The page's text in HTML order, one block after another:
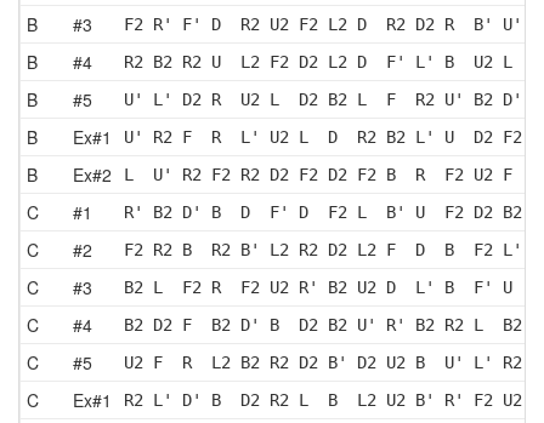
B #3 F2 R' F' D  R2 U2 F2 L2 D  R2 D2 R  B' U'
B #4 R2 B2 R2 U  L2 F2 D2 L2 D  F' L' B  U2 L
B #5 U' L' D2 R  U2 L  D2 B2 L  F  R2 U' B2 D'
B Ex#1 U' R2 F  R  L' U2 L  D  R2 B2 L' U  D2 F2
B Ex#2 L  U' R2 F2 R2 D2 F2 D2 F2 B  R  F2 U2 F
C #1 R' B2 D' B  D  F' D  F2 L  B' U  F2 D2 B2
C #2 F2 R2 B  R2 B' L2 R2 D2 L2 F  D  B  F2
C #3 B2 L  F2 R  F2 U2 R' B2 U2 D  L' B  F' U
C #4 B2 D2 F  B2 D' B  D2 B2 U' R' B2 R2 L  B2
C #5 U2 F  R  L2 B2 R2 D2 B' D2 U2 B  U' L' R2
C Ex#1 R2 L' D' B  D2 R2 L  B  L2 U2 B' R' F2 U2